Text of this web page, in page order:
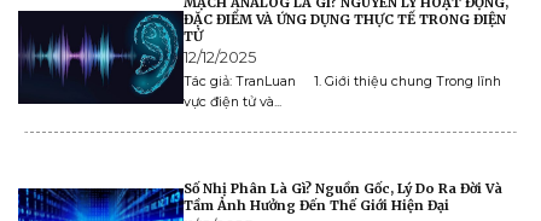
ĐẶC ĐIỂM VÀ ỨNG DỤNG THỰC TẾ TRONG ĐIỆN
TỬ
12/12/2025
Tác giả: TranLuan 1. Giới thiệu chung Trong lĩnh
vực điện tử và...
Số Nhị Phân Là Gì? Nguồn Gốc, Lý Do Ra Đời Và
Tầm Ảnh Hưởng Đến Thế Giới Hiện Đại